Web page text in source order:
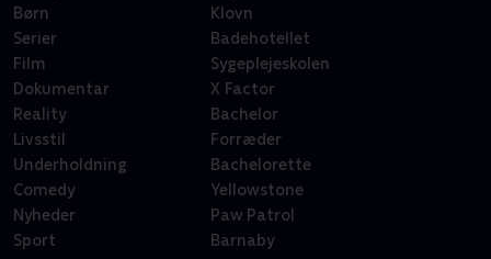
Børn
Serier
Film
Dokumentar
Reality
Livsstil
Underholdning
Comedy
Nyheder
Sport
Klovn
Badehotellet
Sygeplejeskolen
X Factor
Bachelor
Forræder
Bachelorette
Yellowstone
Paw Patrol
Barnaby